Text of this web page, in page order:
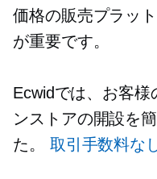
価格の販売プラッ
が重要です。
Ecwidでは、お客様
ンストアの開設を
た。 取引手数料な